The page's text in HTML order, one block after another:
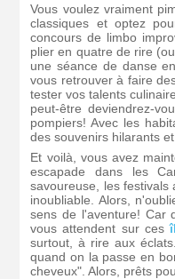
Vous voulez vraiment
classiques et optez
concours de limbo
plier en quatre de rire
une séance de danse
vous retrouver à faire
tester vos talents
peut-être deviendrez-
pompiers! Avec les
des souvenirs hilarants
Et voilà, vous avez
escapade dans les
savoureuse, les
inoubliable. Alors,
sens de l'aventure! Car
vous attendent sur ces
surtout, à rire aux
quand on la passe en
cheveux". Alors, prêts